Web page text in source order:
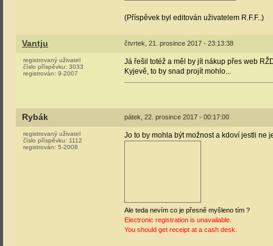
(Příspěvek byl editován uživatelem R.F.F..)
Vantju čtvrtek, 21. prosince 2017 - 23:13:38
registrovaný uživatel
číslo příspěvku: 3033
registrován: 9-2007
Já řešil totéž a měl by jít nákup přes web
Kyjevě, to by snad projít mohlo...
Rybák pátek, 22. prosince 2017 - 00:17:00
registrovaný uživatel
číslo příspěvku: 1112
registrován: 5-2008
Jo to by mohla být možnost a kdoví jestli ne
Ale teda nevím co je přesně myšleno tím ?
Electronic registration is unavailable.
You should get receipt at a cash desk.